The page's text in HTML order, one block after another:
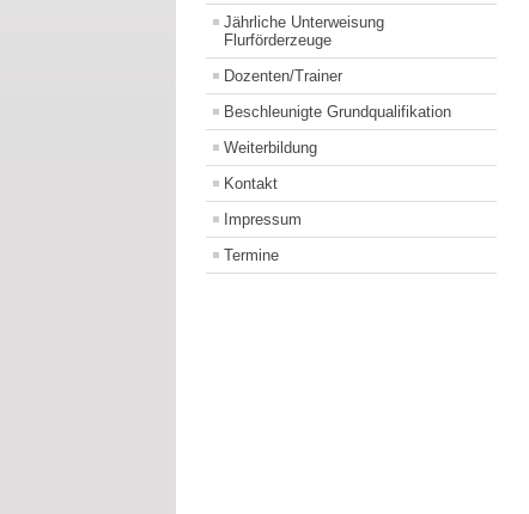
Jährliche Unterweisung
Flurförderzeuge
Dozenten/Trainer
Beschleunigte Grundqualifikation
Weiterbildung
Kontakt
Impressum
Termine